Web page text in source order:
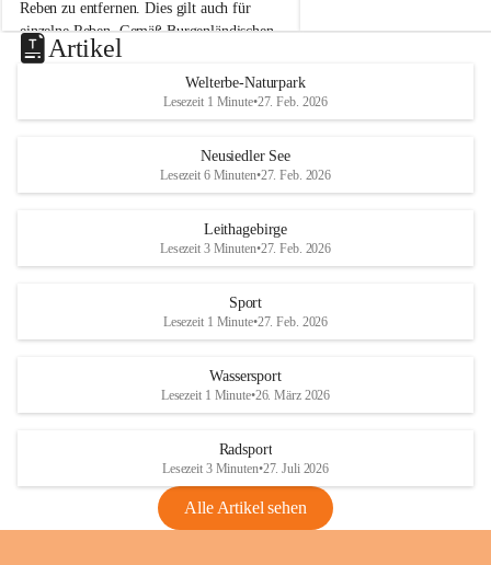
e
u
s
d
S
Reben zu entfernen. Dies gilt auch für
einzelne Reben. Gemäß Burgenländischen
Weinbaugesetz sind nicht gepflegte oder
unzulässige Weingärten zu roden! Bitte
helfen wir zusammen um unsere Winzer
vor den prognostizierten Ernteausfällen
und den daraus folgenden wirtschaftlichen
Maßnahmen zur Bekämpfung
Rebe und der Amerikanischen
Anhang VBl. EU Nr. 18
1 Seite•1,4 MB
VBl. EU Nr. 18_2026
u
e
d
r
S
Artikel
Welterbe-Naturpark
Lesezeit 1 Minute•27. Feb. 2026
Neusiedler See
Lesezeit 6 Minuten•27. Feb. 2026
Leithagebirge
Lesezeit 3 Minuten•27. Feb. 2026
Sport
Lesezeit 1 Minute•27. Feb. 2026
Wassersport
Lesezeit 1 Minute•26. März 2026
Radsport
Lesezeit 3 Minuten•27. Juli 2026
Alle Artikel sehen